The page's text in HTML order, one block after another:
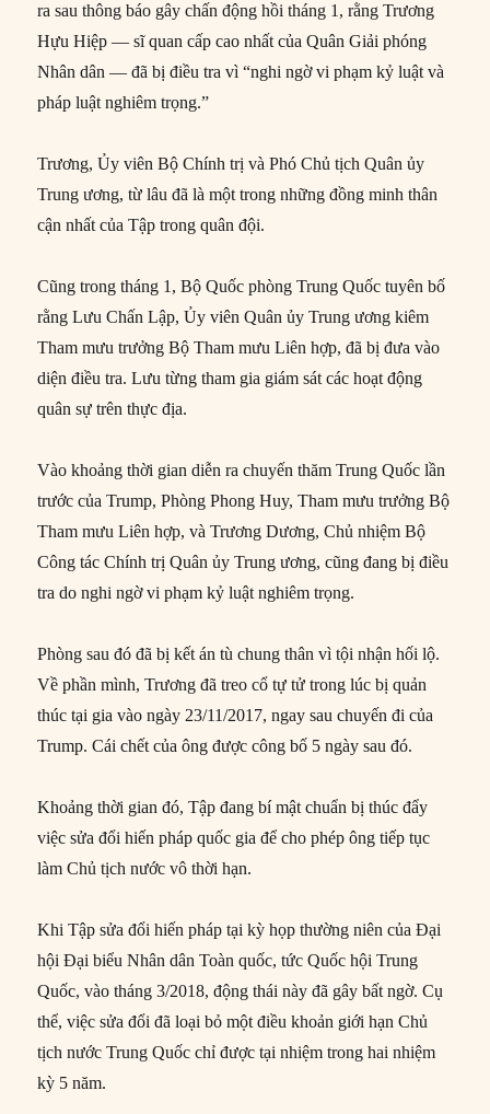
ra sau thông báo gây chấn động hồi tháng 1, rằng Trương
Hựu Hiệp — sĩ quan cấp cao nhất của Quân Giải phóng
Nhân dân — đã bị điều tra vì “nghi ngờ vi phạm kỷ luật và
pháp luật nghiêm trọng.”
Trương, Ủy viên Bộ Chính trị và Phó Chủ tịch Quân ủy
Trung ương, từ lâu đã là một trong những đồng minh thân
cận nhất của Tập trong quân đội.
Cũng trong tháng 1, Bộ Quốc phòng Trung Quốc tuyên bố
rằng Lưu Chấn Lập, Ủy viên Quân ủy Trung ương kiêm
Tham mưu trưởng Bộ Tham mưu Liên hợp, đã bị đưa vào
diện điều tra. Lưu từng tham gia giám sát các hoạt động
quân sự trên thực địa.
Vào khoảng thời gian diễn ra chuyến thăm Trung Quốc lần
trước của Trump, Phòng Phong Huy, Tham mưu trưởng Bộ
Tham mưu Liên hợp, và Trương Dương, Chủ nhiệm Bộ
Công tác Chính trị Quân ủy Trung ương, cũng đang bị điều
tra do nghi ngờ vi phạm kỷ luật nghiêm trọng.
Phòng sau đó đã bị kết án tù chung thân vì tội nhận hối lộ.
Về phần mình, Trương đã treo cổ tự tử trong lúc bị quản
thúc tại gia vào ngày 23/11/2017, ngay sau chuyến đi của
Trump. Cái chết của ông được công bố 5 ngày sau đó.
Khoảng thời gian đó, Tập đang bí mật chuẩn bị thúc đẩy
việc sửa đổi hiến pháp quốc gia để cho phép ông tiếp tục
làm Chủ tịch nước vô thời hạn.
Khi Tập sửa đổi hiến pháp tại kỳ họp thường niên của Đại
hội Đại biểu Nhân dân Toàn quốc, tức Quốc hội Trung
Quốc, vào tháng 3/2018, động thái này đã gây bất ngờ. Cụ
thể, việc sửa đổi đã loại bỏ một điều khoản giới hạn Chủ
tịch nước Trung Quốc chỉ được tại nhiệm trong hai nhiệm
kỳ 5 năm.